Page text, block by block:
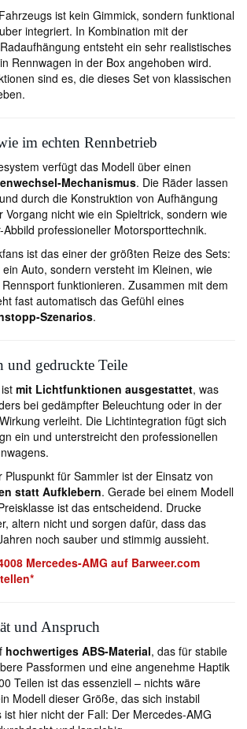
ist kein Gimmick, sondern funktional
integriert. In Kombination mit der
entsteht ein sehr realistisches
Rennwagen in der Box angehoben wird.
sind es, die dieses Set von klassischen
im echten Rennbetrieb
verfügt das Modell über einen
Mechanismus. Die Räder lassen
durch die Konstruktion von Aufhängung
Vorgang nicht wie ein Spieltrick, sondern wie
professioneller Motorsporttechnik.
ist das einer der größten Reize des Sets:
Auto, sondern versteht im Kleinen, wie
funktionieren. Zusammen mit dem
fast automatisch das Gefühl eines
Szenarios.
gedruckte Teile
mit Lichtfunktionen ausgestattet, was
bei gedämpfter Beleuchtung oder in der
verleiht. Die Lichtintegration fügt sich
ein und unterstreicht den professionellen
für Sammler ist der Einsatz von
statt Aufklebern. Gerade bei einem Modell
ist das entscheidend. Drucke
altern nicht und sorgen dafür, dass das
noch sauber und stimmig aussieht.
Mercedes-AMG auf Barweer.com
und Anspruch
hochwertiges ABS-Material, das für stabile
Passformen und eine angenehme Haptik
Teilen ist das essenziell – nichts wäre
Modell dieser Größe, das sich instabil
hier nicht der Fall: Der Mercedes-AMG